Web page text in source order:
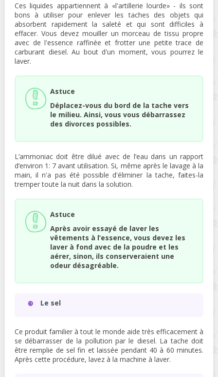
Ces liquides appartiennent à «l'artillerie lourde» - ils sont
bons à utiliser pour enlever les taches des objets qui
absorbent rapidement la saleté et qui sont difficiles à
effacer. Vous devez mouiller un morceau de tissu propre
avec de l'essence raffinée et frotter une petite trace de
carburant diesel. Au bout d'un moment, vous pourrez le
laver.
Astuce
Déplacez-vous du bord de la tache vers
le milieu. Ainsi, vous vous débarrassez
des divorces possibles.
L’ammoniac doit être dilué avec de l’eau dans un rapport
d’environ 1: 7 avant utilisation. Si, même après le lavage à la
main, il n'a pas été possible d'éliminer la tache, faites-la
tremper toute la nuit dans la solution.
Astuce
Après avoir essayé de laver les
vêtements à l’essence, vous devez les
laver à fond avec de la poudre et les
aérer, sinon, ils conserveraient une
odeur désagréable.
Le sel
Ce produit familier à tout le monde aide très efficacement à
se débarrasser de la pollution par le diesel. La tache doit
être remplie de sel fin et laissée pendant 40 à 60 minutes.
Après cette procédure, lavez à la machine à laver.